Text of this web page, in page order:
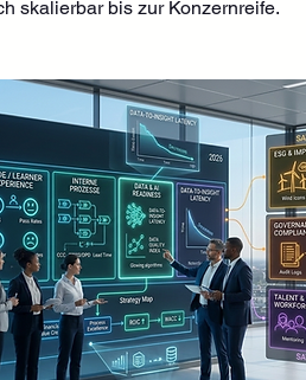
skalierbar bis zur Konzernreife.